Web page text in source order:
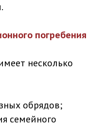
погребения
несколько
обрядов;
семейного